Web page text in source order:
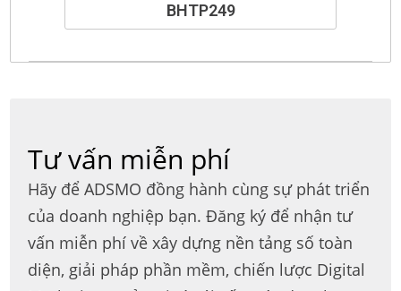
BHTP249
Tư vấn miễn phí
Hãy để ADSMO đồng hành cùng sự phát triển
của doanh nghiệp bạn. Đăng ký để nhận tư
vấn miễn phí về xây dựng nền tảng số toàn
diện, giải pháp phần mềm, chiến lược Digital